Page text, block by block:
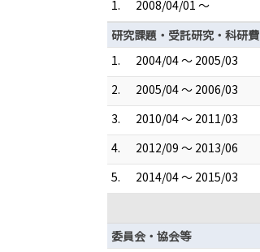
1.
2008/04/01 ～
研究課題・受託研究・科研費
1.
2004/04 ～ 2005/03
2.
2005/04 ～ 2006/03
3.
2010/04 ～ 2011/03
4.
2012/09 ～ 2013/06
5.
2014/04 ～ 2015/03
委員会・協会等